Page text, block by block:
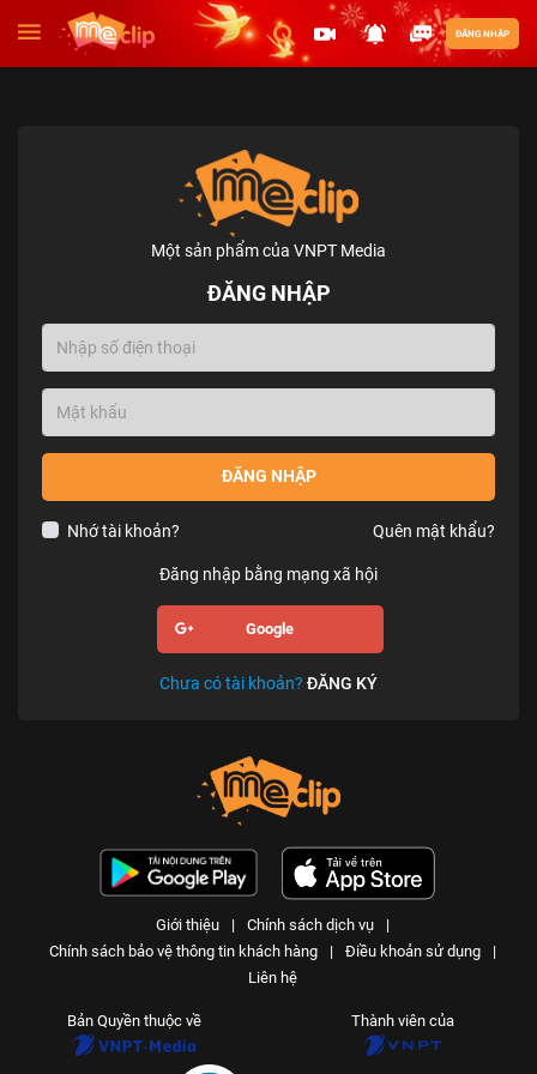
ĐĂNG NHẬP
Một sản phẩm của VNPT Media
ĐĂNG NHẬP
ĐĂNG NHẬP
Nhớ tài khoản? Quên mật khẩu?
Đăng nhập bằng mạng xã hội
Google
Chưa có tài khoản? ĐĂNG KÝ
Giới thiệu | Chính sách dịch vụ
|
Chính sách bảo vệ thông tin khách hàng
| Điều khoản sử dụng
|
Liên hệ
Bản Quyền thuộc về Thành viên của